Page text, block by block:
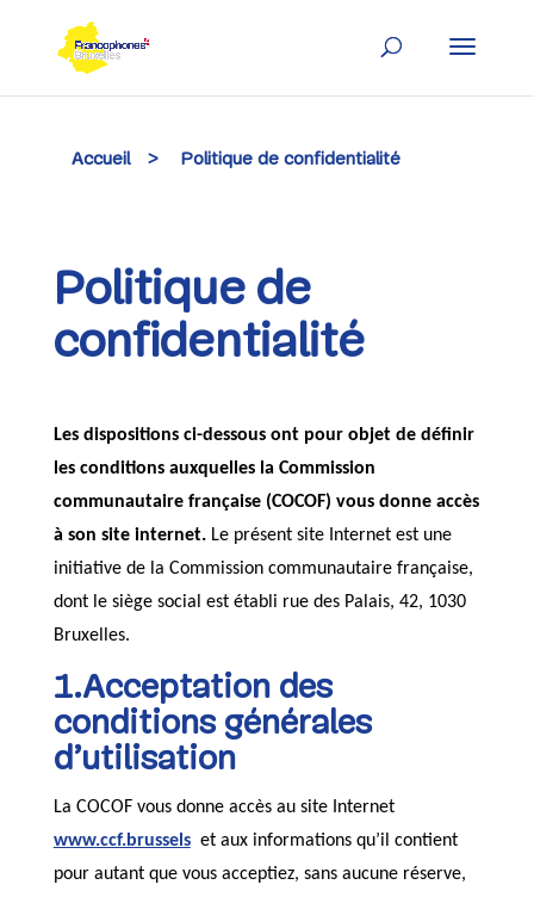
content
Accueil > Politique de confidentialité
Politique de
confidentialité
Les dispositions ci-dessous ont pour objet de définir
les conditions auxquelles la Commission
communautaire française (COCOF) vous donne accès
à son site internet. Le présent site Internet est une
initiative de la Commission communautaire française,
dont le siège social est établi rue des Palais, 42, 1030
Bruxelles.
1.Acceptation des
conditions générales
d’utilisation
La COCOF vous donne accès au site Internet
www.ccf.brusselset aux informations qu’il contient
pour autant que vous acceptiez, sans aucune réserve,